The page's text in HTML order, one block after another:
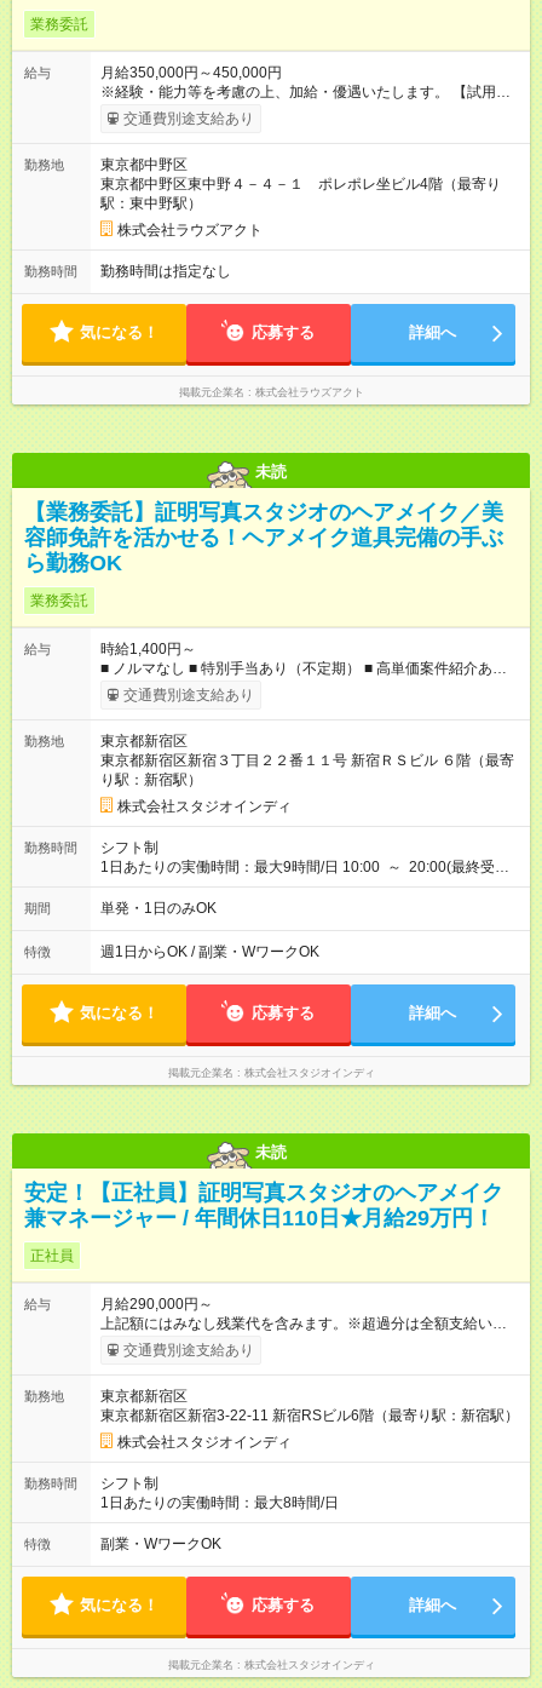
業務委託
給与
月給350,000円～450,000円
※経験・能力等を考慮の上、加給・優遇いたします。 【試用期
間】試用期間なし
交通費別途支給あり
勤務地
東京都中野区
東京都中野区東中野４－４－１ ポレポレ坐ビル4階（最寄り
駅：東中野駅）
株式会社ラウズアクト
勤務時間 勤務時間は指定なし
気になる！ 応募する 詳細へ
掲載元企業名 株式会社ラウズアクト
未読
【業務委託】証明写真スタジオのヘアメイク／美
容師免許を活かせる！ヘアメイク道具完備の手ぶ
ら勤務OK
業務委託
給与
時給1,400円～
■ ノルマなし ■ 特別手当あり（不定期） ■ 高単価案件紹介あり
【試用期間】試用期間なし
交通費別途支給あり
勤務地
東京都新宿区
東京都新宿区新宿３丁目２２番１１号 新宿ＲＳビル ６階（最寄
り駅：新宿駅）
株式会社スタジオインディ
勤務時間
シフト制
1日あたりの実働時間：最大9時間/日 10:00 ～ 20:00(最終受付
19:15) ■ 休憩あり ■ 予約ない時は過ごし方自由！ ■ 当日の予約
状況によっては休憩時間が増えることも！ ■ 週1勤務、月3勤務
期間 単発・1日のみOK
特徴 週1日からOK / 副業・WワークOK
気になる！ 応募する 詳細へ
掲載元企業名 株式会社スタジオインディ
未読
安定！【正社員】証明写真スタジオのヘアメイク
兼マネージャー / 年間休日110日★月給29万円！
正社員
給与
月給290,000円～
上記額にはみなし残業代を含みます。※超過分は全額支給いたし
ます。 みなし残業代 72,314円／月 みなし残業時間 45時間／月
※試用期間は6ヶ月です。そのほかの条件に変更はありません。
給与は本採用時と同じです。
交通費別途支給あり
勤務地
東京都新宿区
東京都新宿区新宿3-22-11 新宿RSビル6階（最寄り駅：新宿駅）
株式会社スタジオインディ
勤務時間
シフト制
1日あたりの実働時間：最大8時間/日
特徴 副業・WワークOK
気になる！ 応募する 詳細へ
掲載元企業名 株式会社スタジオインディ